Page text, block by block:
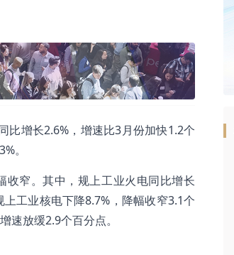
比增长2.6%，增速比3月份加快1.2个
。
窄。其中，规上工业火电同比增长
工业核电下降8.7%，降幅收窄3.1个
速放缓2.9个百分点。